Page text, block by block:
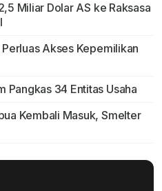
Miliar Dolar AS ke Raksasa
Akses Kepemilikan
Pangkas 34 Entitas Usaha
Kembali Masuk, Smelter